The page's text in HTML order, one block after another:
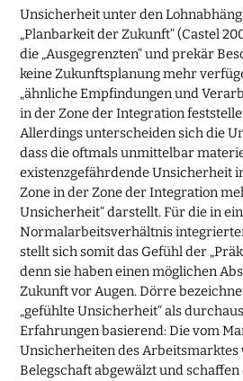
Unsicherheit unter den
„Planbarkeit der Zukunft“ (Castel
die „Ausgegrenzten“ und prekär
keine Zukunftsplanung mehr
„ähnliche Empfindungen und
in der Zone der Integration
Allerdings unterscheiden sich die
dass die oftmals unmittelbar
existenzgefährdende Unsicherheit
Zone in der Zone der Integration
Unsicherheit“ darstellt. Für die in
Normalarbeitsverhältnis
stellt sich somit das Gefühl der
denn sie haben einen möglichen
Zukunft vor Augen. Dörre
„gefühlte Unsicherheit“ als
Erfahrungen basierend: Die vom
Unsicherheiten des Arbeitsmarktes
Belegschaft abgewälzt und